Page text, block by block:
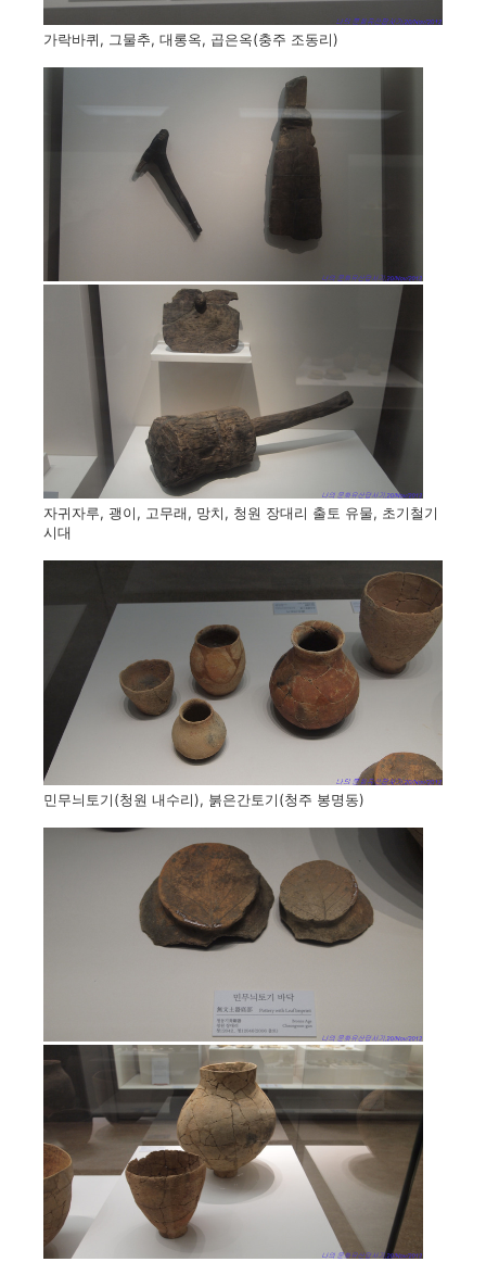
가락바퀴, 그물추, 대롱옥, 곱은옥(충주 조동리)
자귀자루, 괭이, 고무래, 망치, 청원 장대리 출토 유물, 초기철기
시대
민무늬토기(청원 내수리), 붉은간토기(청주 봉명동)